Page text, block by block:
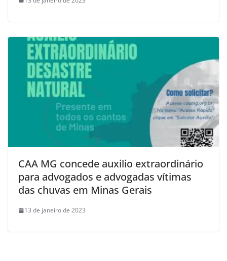
CAA MG concede auxilio extraordinário
para advogados e advogadas vítimas
das chuvas em Minas Gerais
13 de janeiro de 2023